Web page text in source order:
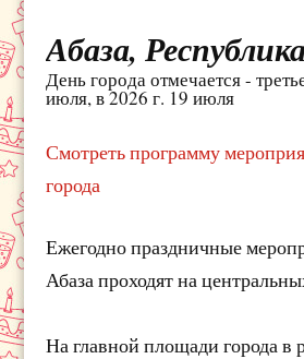
Абаза,
День города отмечается -
июля, в 2026 г. 19 июля
Смотреть программу
города
Ежегодно праздничные
Абаза проходят на
На главной площади города в